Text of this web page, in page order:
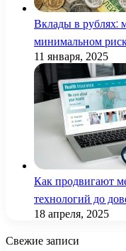
Вклады в рублях:
минимальном
11 января, 2025
Как продвигают
технологий до
18 апреля, 2025
Свежие записи